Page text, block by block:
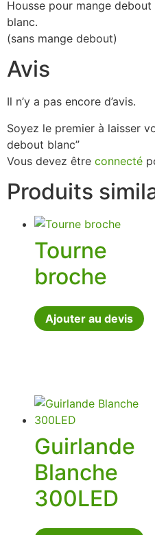
Housse pour mange
blanc.
(sans mange debout)
Avis
Il n’y a pas encore d’avis.
Soyez le premier à laisser
debout blanc”
Vous devez être connecté
Produits
Tourne
broche
Ajouter au devis
Guirlande
Blanche
300LED